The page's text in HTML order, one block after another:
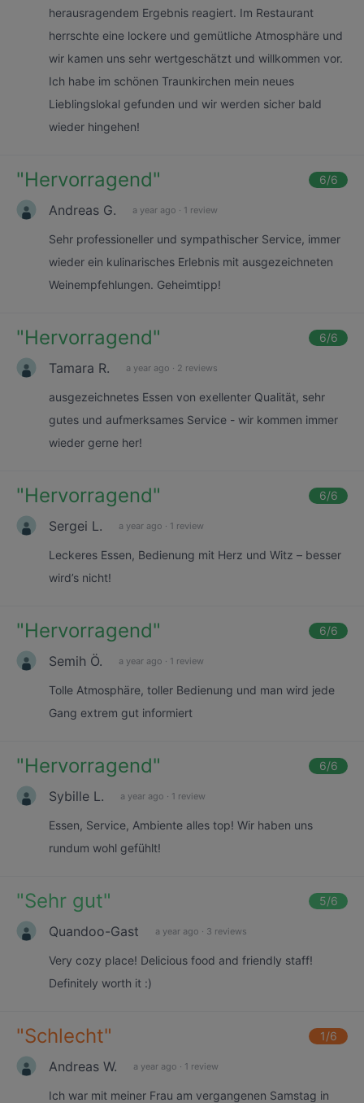
herausragendem Ergebnis reagiert. Im Restaurant
herrschte eine lockere und gemütliche Atmosphäre und
wir kamen uns sehr wertgeschätzt und willkommen vor.
Ich habe im schönen Traunkirchen mein neues
Lieblingslokal gefunden und wir werden sicher bald
wieder hingehen!
"Hervorragend" 6/6
Andreas G. a year ago · 1 review
Sehr professioneller und sympathischer Service, immer
wieder ein kulinarisches Erlebnis mit ausgezeichneten
Weinempfehlungen. Geheimtipp!
"Hervorragend" 6/6
Tamara R. a year ago · 2 reviews
ausgezeichnetes Essen von exellenter Qualität, sehr
gutes und aufmerksames Service - wir kommen immer
wieder gerne her!
"Hervorragend" 6/6
Sergei L. a year ago · 1 review
Leckeres Essen, Bedienung mit Herz und Witz – besser
wird’s nicht!
"Hervorragend" 6/6
Semih Ö. a year ago · 1 review
Tolle Atmosphäre, toller Bedienung und man wird jede
Gang extrem gut informiert
"Hervorragend" 6/6
Sybille L. a year ago · 1 review
Essen, Service, Ambiente alles top! Wir haben uns
rundum wohl gefühlt!
"Sehr gut" 5/6
Quandoo-Gast a year ago · 3 reviews
Very cozy place! Delicious food and friendly staff!
Definitely worth it :)
"Schlecht" 1/6
Andreas W. a year ago · 1 review
Ich war mit meiner Frau am vergangenen Samstag in